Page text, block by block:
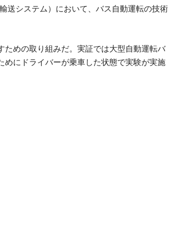
送システム）において、バス自動運転の技術
ための取り組みだ。実証では大型自動運転バ
めにドライバーが乗車した状態で実験が実施